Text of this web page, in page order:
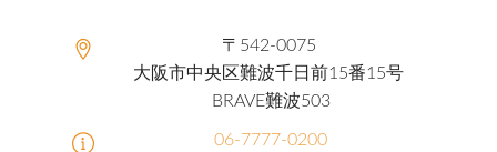
〒542-0075
大阪市中央区難波千日前15番15号
BRAVE難波503
06-7777-0200